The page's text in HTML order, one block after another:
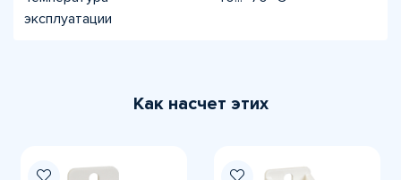
эксплуатации
Как насчет этих